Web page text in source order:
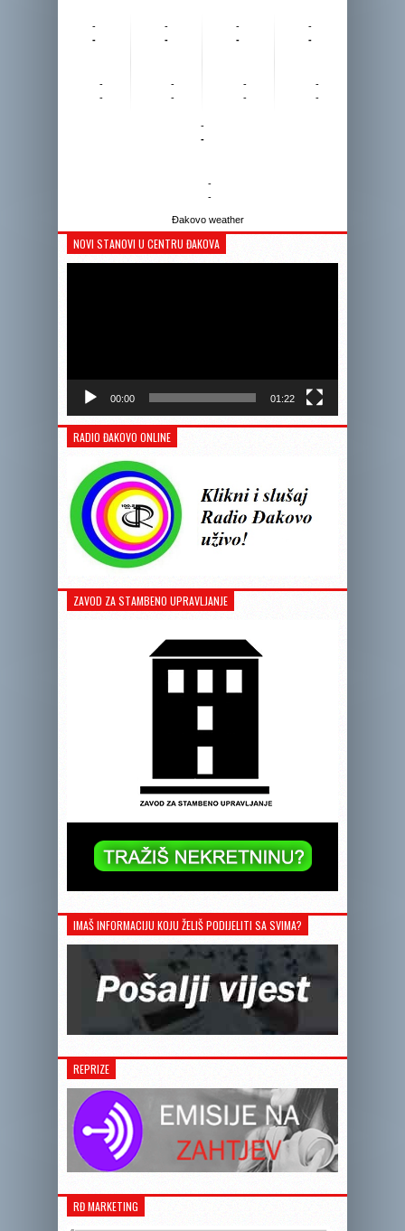
-
-
-
-
-
-
-
-
-
-
-
-
-
-
-
-
-
-
-
-
Đakovo weather
NOVI STANOVI U CENTRU ĐAKOVA
00:00 01:22
RADIO ĐAKOVO ONLINE
ZAVOD ZA STAMBENO UPRAVLJANJE
IMAŠ INFORMACIJU KOJU ŽELIŠ PODIJELITI SA SVIMA?
REPRIZE
RĐ MARKETING